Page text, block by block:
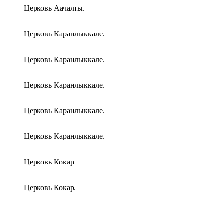
Церковь Аачалты.
Церковь Каранлыккале.
Церковь Каранлыккале.
Церковь Каранлыккале.
Церковь Каранлыккале.
Церковь Каранлыккале.
Церковь Кокар.
Церковь Кокар.